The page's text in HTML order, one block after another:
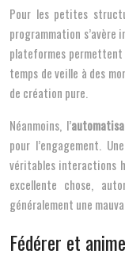
Pour les petites
programmation s’avère
plateformes
temps de veille à des
de création pure.
Néanmoins, l’
pour l’engagement.
véritables interactions
excellente chose,
généralement une
Fédérer et